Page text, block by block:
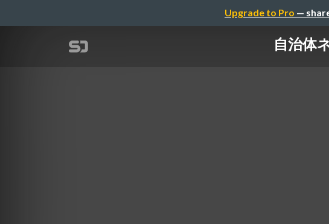
Upgrade to Pro —
自治体